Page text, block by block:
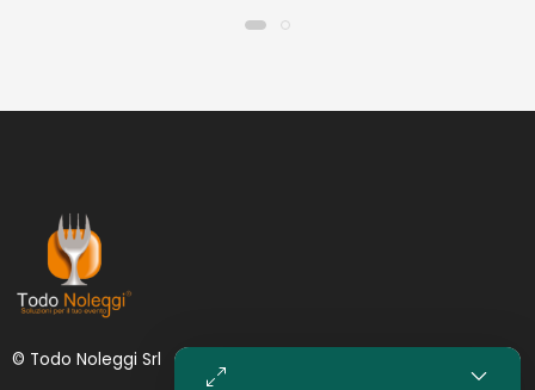
© Todo Noleggi Srl